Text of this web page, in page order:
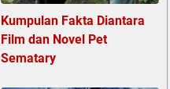
Kumpulan Fakta Diantara
Film dan Novel Pet
Sematary